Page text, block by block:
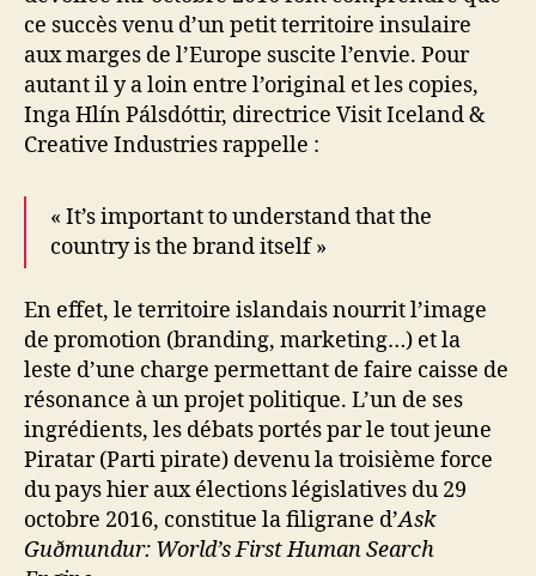
ce succès venu d’un petit territoire insulaire
aux marges de l’Europe suscite l’envie. Pour
autant il y a loin entre l’original et les copies,
Inga Hlín Pálsdóttir, directrice Visit Iceland &
Creative Industries rappelle :
« It’s important to understand that the
country is the brand itself »
En effet, le territoire islandais nourrit l’image
de promotion (branding, marketing…) et la
leste d’une charge permettant de faire caisse de
résonance à un projet politique. L’un de ses
ingrédients, les débats portés par le tout jeune
Piratar (Parti pirate) devenu la troisième force
du pays hier aux élections législatives du 29
octobre 2016, constitue la filigrane d’Ask
Guðmundur: World’s First Human Search